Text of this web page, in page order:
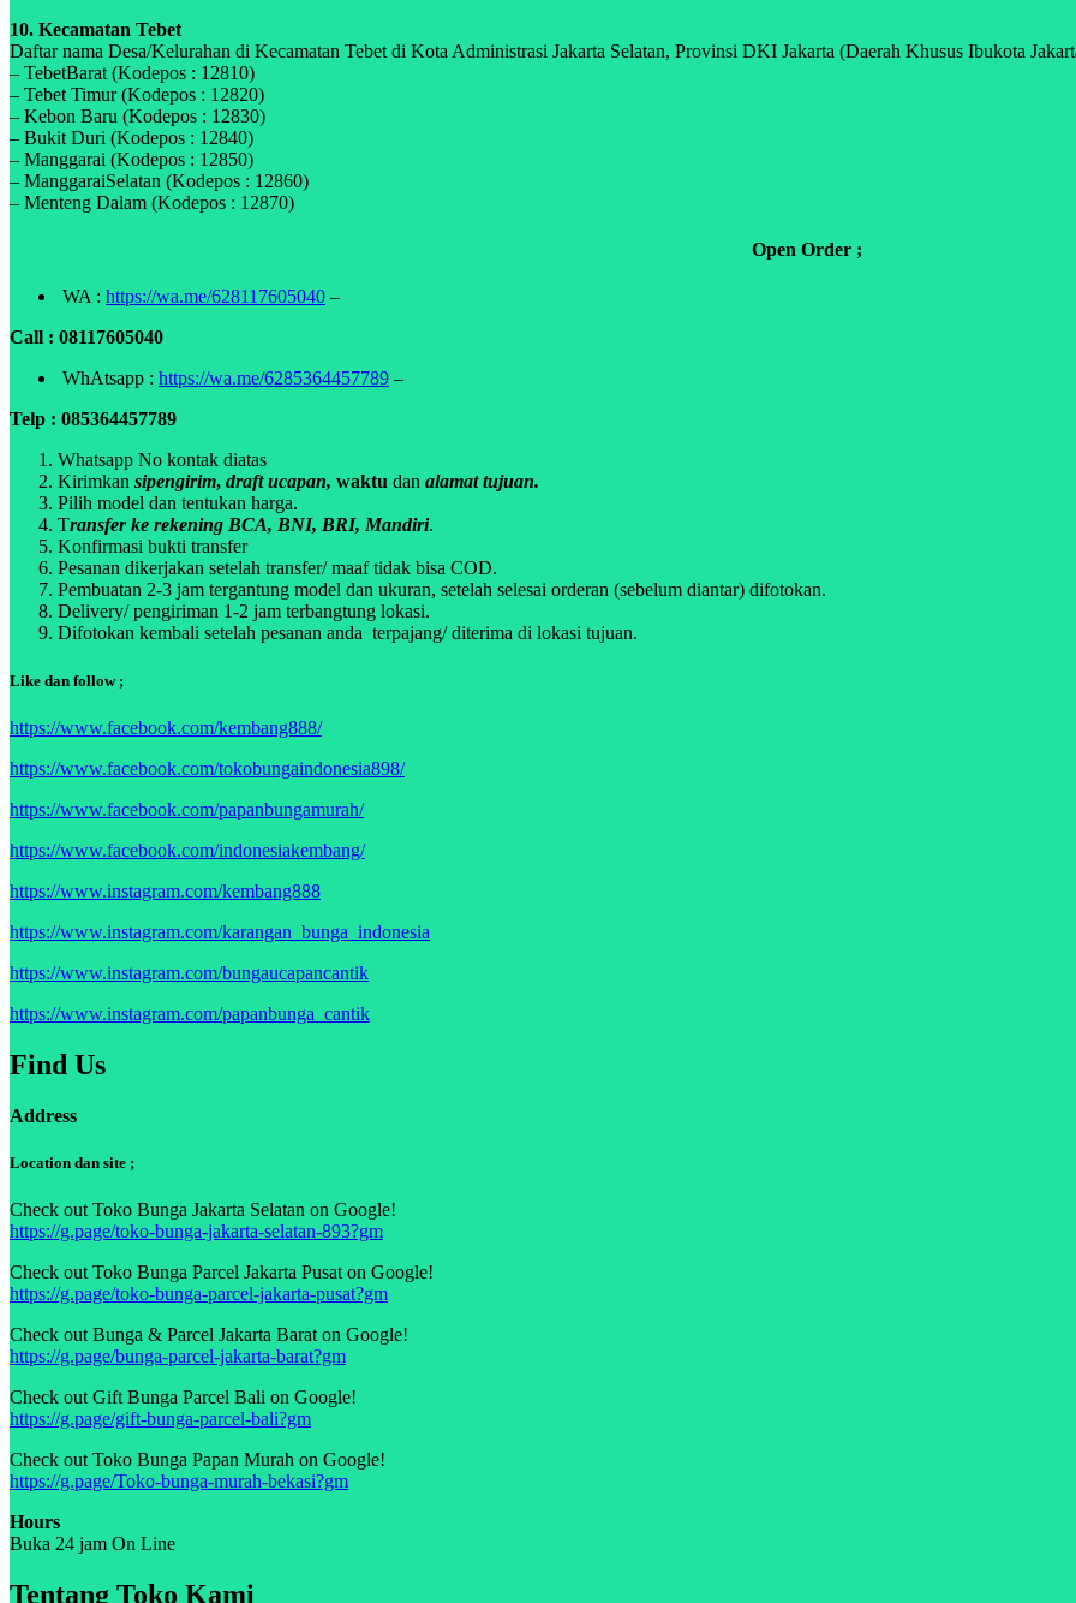
10. Kecamatan Tebet
Daftar nama Desa/Kelurahan di Kecamatan Tebet di Kota Administrasi Jakarta Selatan, Provinsi DKI Jakarta (Daerah Khusus Ibukota
– TebetBarat (Kodepos : 12810)
– Tebet Timur (Kodepos : 12820)
– Kebon Baru (Kodepos : 12830)
– Bukit Duri (Kodepos : 12840)
– Manggarai (Kodepos : 12850)
– ManggaraiSelatan (Kodepos : 12860)
– Menteng Dalam (Kodepos : 12870)
Open Order ;
WA : https://wa.me/628117605040 –
Call : 08117605040
WhAtsapp : https://wa.me/6285364457789 –
Telp : 085364457789
Whatsapp No kontak diatas
Kirimkan sipengirim, draft ucapan, waktu dan alamat tujuan.
Pilih model dan tentukan harga.
Transfer ke rekening BCA, BNI, BRI, Mandiri.
Konfirmasi bukti transfer
Pesanan dikerjakan setelah transfer/ maaf tidak bisa COD.
Pembuatan 2-3 jam tergantung model dan ukuran, setelah selesai orderan (sebelum diantar) difotokan.
Delivery/ pengiriman 1-2 jam terbangtung lokasi.
Difotokan kembali setelah pesanan anda terpajang/ diterima di lokasi tujuan.
Like dan follow ;
https://www.facebook.com/kembang888/
https://www.facebook.com/tokobungaindonesia898/
https://www.facebook.com/papanbungamurah/
https://www.facebook.com/indonesiakembang/
https://www.instagram.com/kembang888
https://www.instagram.com/karangan_bunga_indonesia
https://www.instagram.com/bungaucapancantik
https://www.instagram.com/papanbunga_cantik
Find Us
Address
Location dan site ;
Check out Toko Bunga Jakarta Selatan on Google!
https://g.page/toko-bunga-jakarta-selatan-893?gm
Check out Toko Bunga Parcel Jakarta Pusat on Google!
https://g.page/toko-bunga-parcel-jakarta-pusat?gm
Check out Bunga & Parcel Jakarta Barat on Google!
https://g.page/bunga-parcel-jakarta-barat?gm
Check out Gift Bunga Parcel Bali on Google!
https://g.page/gift-bunga-parcel-bali?gm
Check out Toko Bunga Papan Murah on Google!
https://g.page/Toko-bunga-murah-bekasi?gm
Hours
Buka 24 jam On Line
Tentang Toko Kami